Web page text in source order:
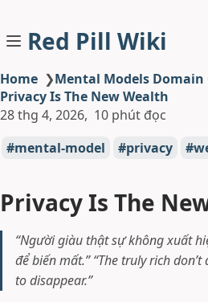
Red Pill Wiki
Home ❯Mental Models Domain
Privacy Is The New Wealth
28 thg 4, 2026 10 phút đọc
mental-model
privacy
Privacy Is The
“Người giàu thật sự không xuất
để biến mất.” “The truly rich
to disappear.”